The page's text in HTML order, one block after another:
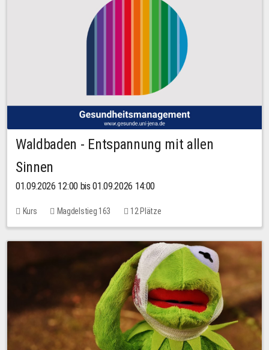
Waldbaden - Entspannung mit allen
Sinnen
01.09.2026 12:00 bis 01.09.2026 14:00
Kurs Magdelstieg 163 12 Plätze